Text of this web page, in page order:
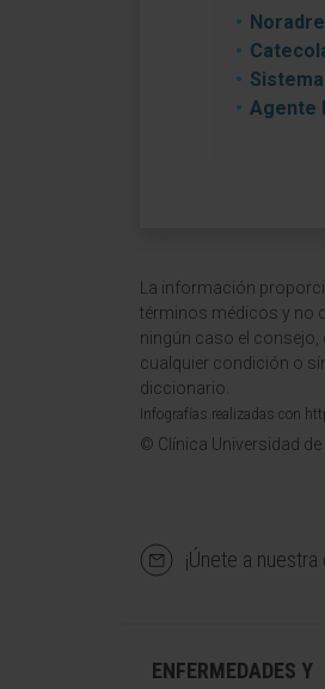
Agente
La información
términos médicos y no
ningún caso el
cualquier condición o
diccionario.
Infografías realizadas con
© Clínica Universidad
¡Únete a
ENFERMEDADES Y